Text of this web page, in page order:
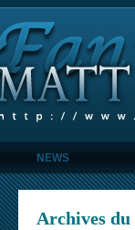
NEWS
Archives du